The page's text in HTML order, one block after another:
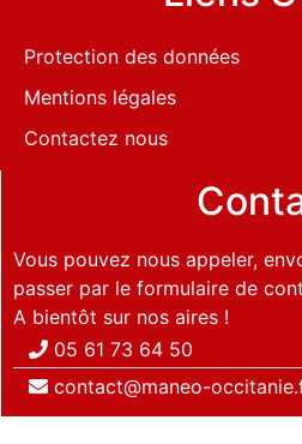
Protection des données
Mentions légales
Contactez nous
Vous pouvez nous appeler,
passer par le formulaire de
A bientôt sur nos aires !
05 61 73 64 50
contact@maneo-